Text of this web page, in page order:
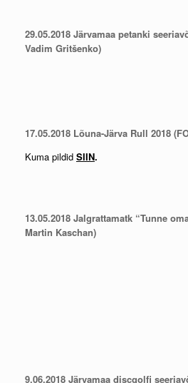
29.05.2018 Järvamaa petanki
Vadim Gritšenko)
17.05.2018 Lõuna-Järva Rull 2018
Kuma pildid SIIN.
13.05.2018 Jalgrattamatk “Tunne
Martin Kaschan)
9.06.2018 Järvamaa discgolfi